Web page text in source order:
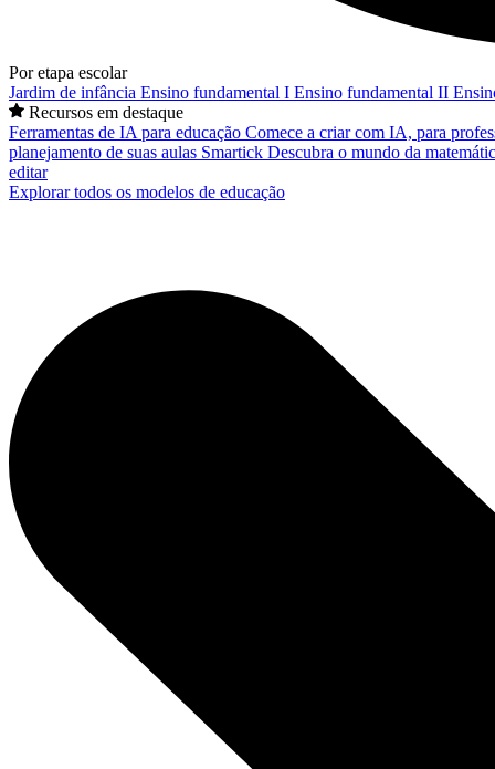
Por etapa escolar
Jardim de infância Ensino fundamental I Ensino fundamental II
Recursos em destaque
Ferramentas de IA para educação Comece a criar com IA, para
planejamento de suas aulas Smartick Descubra o mundo da
editar
Explorar todos os modelos de educação